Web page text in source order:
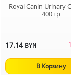
Royal Canin Urinary
400 гр
17.14 BYN
В Корзину